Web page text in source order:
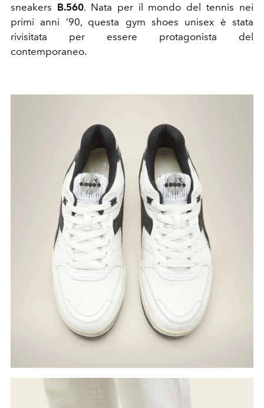
sneakers B.560. Nata per il mondo del tennis nei
primi anni ’90, questa gym shoes unisex è stata
rivisitata per essere protagonista del
contemporaneo.